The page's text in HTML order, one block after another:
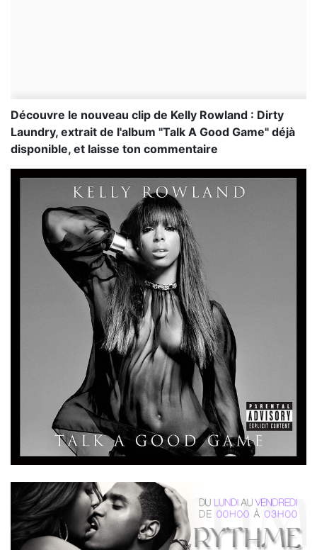
Découvre le nouveau clip de Kelly Rowland : Dirty
Laundry, extrait de l'album "Talk A Good Game" déjà
disponible, et laisse ton commentaire